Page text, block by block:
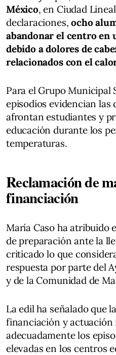
México, en Ciudad
declaraciones,ocho
abandonar el centro en
debido a dolores de
relacionados con el
Para el Grupo Municipal
episodios evidencian las
afrontan estudiantes y
educación durante los
temperaturas.
Reclamación de
financiación
María Caso ha atribuido
de preparación ante la
criticado lo que
respuesta por parte del
y de la Comunidad de
La edil ha señalado que
financiación y
adecuadamente los
elevadas en los centros